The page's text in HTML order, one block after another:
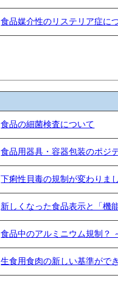
食品媒介性のリステリア症に
食品の細菌検査について
食品用器具・容器包装のポジ
下痢性貝毒の規制が変わりま
新しくなった食品表示と「機
食品中のアルミニウム規制？
生食用食肉の新しい基準がで